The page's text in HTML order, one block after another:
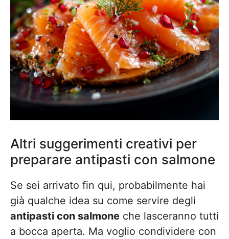
Altri suggerimenti creativi per
preparare antipasti con salmone
Se sei arrivato fin qui, probabilmente hai
già qualche idea su come servire degli
antipasti con salmone che lasceranno tutti
a bocca aperta. Ma voglio condividere con